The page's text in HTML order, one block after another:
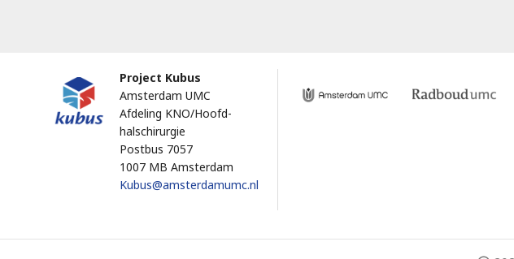
Project Kubus
Amsterdam UMC
Afdeling KNO/Hoofd-
halschirurgie
Postbus 7057
1007 MB Amsterdam
Kubus@amsterdamumc.nl